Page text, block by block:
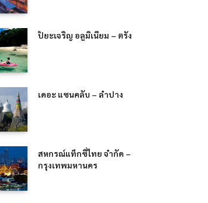
ปิยะเจริญ อลูมิเนียม – ตรัง
เดอะ แซนคลับ – ลำปาง
สหกรณ์แท็กซี่ไทย จำกัด –
กรุงเทพมหานคร